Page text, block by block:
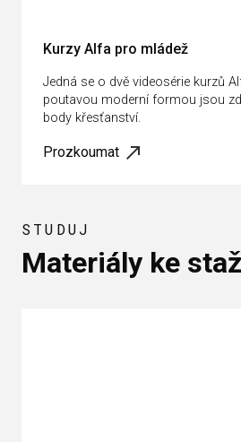
Kurzy Alfa pro mládež
Jedná se o dvě videosérie kurzů
poutavou moderní formou jsou
body křesťanství.
Prozkoumat
STUDUJ
Materiály ke